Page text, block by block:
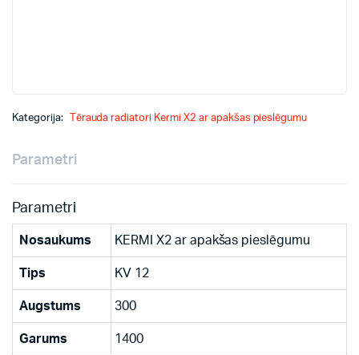
Kategorija: Tērauda radiatori Kermi X2 ar apakšas pieslēgumu
Parametri
Parametri
Nosaukums KERMI X2 ar apakšas pieslēgumu
Tips KV 12
Augstums 300
Garums 1400